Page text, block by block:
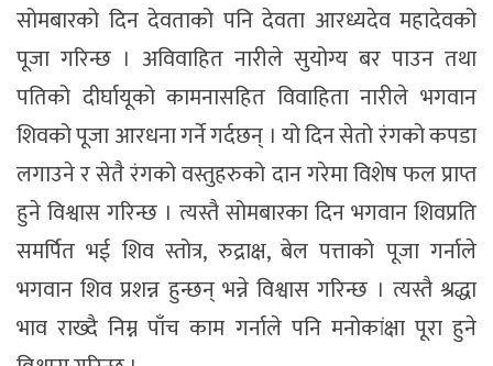
सोमबारको दिन देवताको पनि देवता आरध्यदेव महादेवको
पूजा गरिन्छ । अविवाहित नारीले सुयोग्य बर पाउन तथा
पतिको दीर्घायूको कामनासहित विवाहिता नारीले भगवान
शिवको पूजा आरधना गर्ने गर्दछन् । यो दिन सेतो रंगको कपडा
लगाउने र सेतै रंगको वस्तुहरुको दान गरेमा विशेष फल प्राप्त
हुने विश्वास गरिन्छ । त्यस्तै सोमबारका दिन भगवान शिवप्रति
समर्पित भई शिव स्तोत्र, रुद्राक्ष, बेल पत्ताको पूजा गर्नाले
भगवान शिव प्रशन्न हुन्छन् भन्ने विश्वास गरिन्छ । त्यस्तै श्रद्धा
भाव राख्दै निम्न पाँच काम गर्नाले पनि मनोकांक्षा पूरा हुने